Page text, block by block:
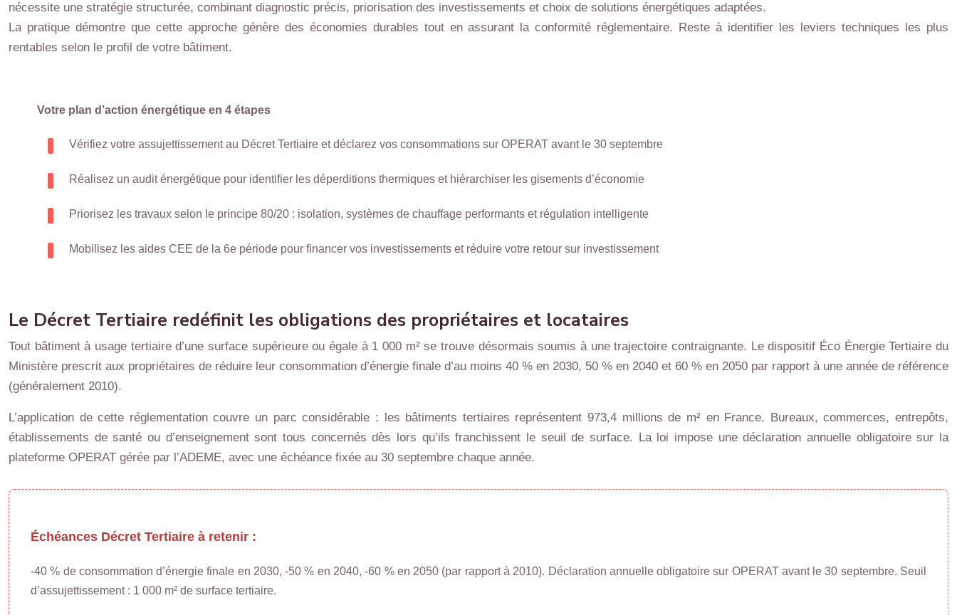
nécessite une stratégie structurée, combinant diagnostic précis, priorisation des investissements et choix de solutions énergétiques adaptées.
La pratique démontre que cette approche génère des économies durables tout en assurant la conformité réglementaire. Reste à identifier les leviers techniques les plus
rentables selon le profil de votre bâtiment.
Votre plan d’action énergétique en 4 étapes
Vérifiez votre assujettissement au Décret Tertiaire et déclarez vos consommations sur OPERAT avant le 30 septembre
Réalisez un audit énergétique pour identifier les déperditions thermiques et hiérarchiser les gisements d’économie
Priorisez les travaux selon le principe 80/20 : isolation, systèmes de chauffage performants et régulation intelligente
Mobilisez les aides CEE de la 6e période pour financer vos investissements et réduire votre retour sur investissement
Le Décret Tertiaire redéfinit les obligations des propriétaires et locataires
Tout bâtiment à usage tertiaire d’une surface supérieure ou égale à 1 000 m² se trouve désormais soumis à une trajectoire contraignante. Le dispositif Éco Énergie Tertiaire du
Ministère prescrit aux propriétaires de réduire leur consommation d’énergie finale d’au moins 40 % en 2030, 50 % en 2040 et 60 % en 2050 par rapport à une année de référence
(généralement 2010).
L’application de cette réglementation couvre un parc considérable : les bâtiments tertiaires représentent 973,4 millions de m² en France. Bureaux, commerces, entrepôts,
établissements de santé ou d’enseignement sont tous concernés dès lors qu’ils franchissent le seuil de surface. La loi impose une déclaration annuelle obligatoire sur la
plateforme OPERAT gérée par l’ADEME, avec une échéance fixée au 30 septembre chaque année.
Échéances Décret Tertiaire à retenir :
-40 % de consommation d’énergie finale en 2030, -50 % en 2040, -60 % en 2050 (par rapport à 2010). Déclaration annuelle obligatoire sur OPERAT avant le 30 septembre. Seuil
d’assujettissement : 1 000 m² de surface tertiaire.